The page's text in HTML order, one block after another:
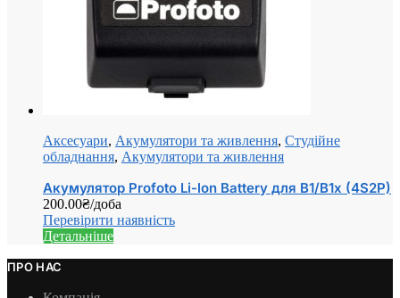
Аксесуари, Акумулятори та живлення, Студійне
обладнання, Акумулятори та живлення
Акумулятор Profoto Li-lon Battery для B1/B1x (4S2P)
200.00₴/доба
Перевірити наявність
Детальніше
ПРО НАС